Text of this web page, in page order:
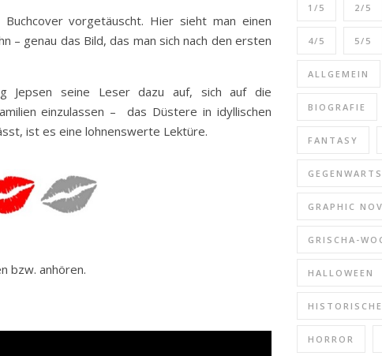
vorgetäuscht. Hier sieht man einen
– genau das Bild, das man sich nach den ersten
Jepsen seine Leser dazu auf, sich auf die
einzulassen – das Düstere in idyllischen
ist es eine lohnenswerte Lektüre.
bzw. anhören.
1/5 2/5
4/5 5/5
ALLGEMEIN
BIOGRAFIE
FANTASY
GRAPHIC
GRISCHA-
HALLOWEEN
HORROR